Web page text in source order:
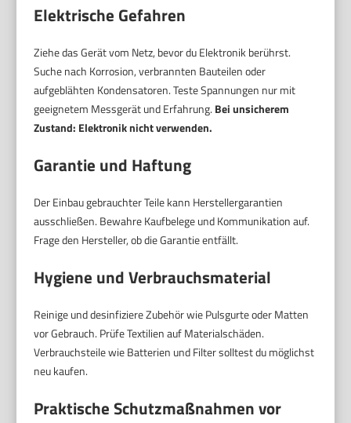
Elektrische Gefahren
Ziehe das Gerät vom Netz, bevor du Elektronik berührst.
Suche nach Korrosion, verbrannten Bauteilen oder
aufgeblähten Kondensatoren. Teste Spannungen nur mit
geeignetem Messgerät und Erfahrung. Bei unsicherem
Zustand: Elektronik nicht verwenden.
Garantie und Haftung
Der Einbau gebrauchter Teile kann Herstellergarantien
ausschließen. Bewahre Kaufbelege und Kommunikation auf.
Frage den Hersteller, ob die Garantie entfällt.
Hygiene und Verbrauchsmaterial
Reinige und desinfiziere Zubehör wie Pulsgurte oder Matten
vor Gebrauch. Prüfe Textilien auf Materialschäden.
Verbrauchsteile wie Batterien und Filter solltest du möglichst
neu kaufen.
Praktische Schutzmaßnahmen vor